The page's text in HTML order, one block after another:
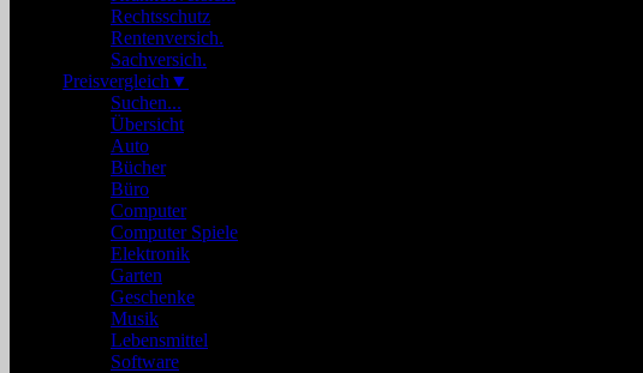
Rechtsschutz
Rentenversich.
Sachversich.
Preisvergleich ▼
Suchen...
Übersicht
Auto
Bücher
Büro
Computer
Computer Spiele
Elektronik
Garten
Geschenke
Musik
Lebensmittel
Software